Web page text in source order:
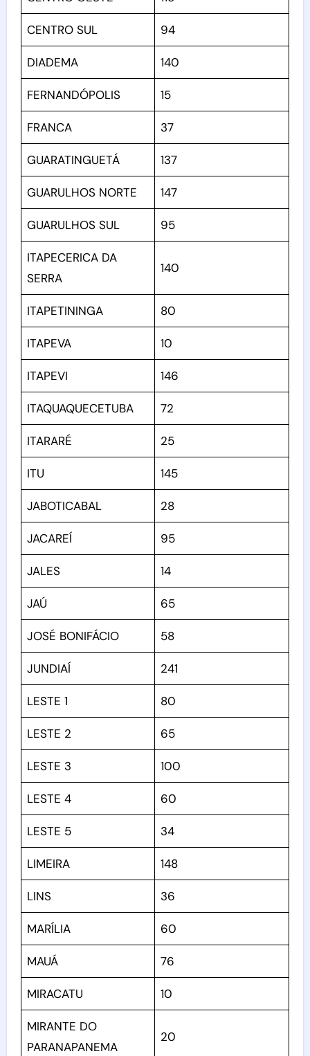
CENTRO SUL 94
DIADEMA 140
FERNANDÓPOLIS 15
FRANCA 37
GUARATINGUETÁ 137
GUARULHOS NORTE 147
GUARULHOS SUL 95
ITAPECERICA DA
SERRA
140
ITAPETININGA 80
ITAPEVA 10
ITAPEVI 146
ITAQUAQUECETUBA 72
ITARARÉ 25
ITU 145
JABOTICABAL 28
JACAREÍ 95
JALES 14
JAÚ 65
JOSÉ BONIFÁCIO 58
JUNDIAÍ 241
LESTE 1 80
LESTE 2 65
LESTE 3 100
LESTE 4 60
LESTE 5 34
LIMEIRA 148
LINS 36
MARÍLIA 60
MAUÁ 76
MIRACATU 10
MIRANTE DO
PARANAPANEMA
20